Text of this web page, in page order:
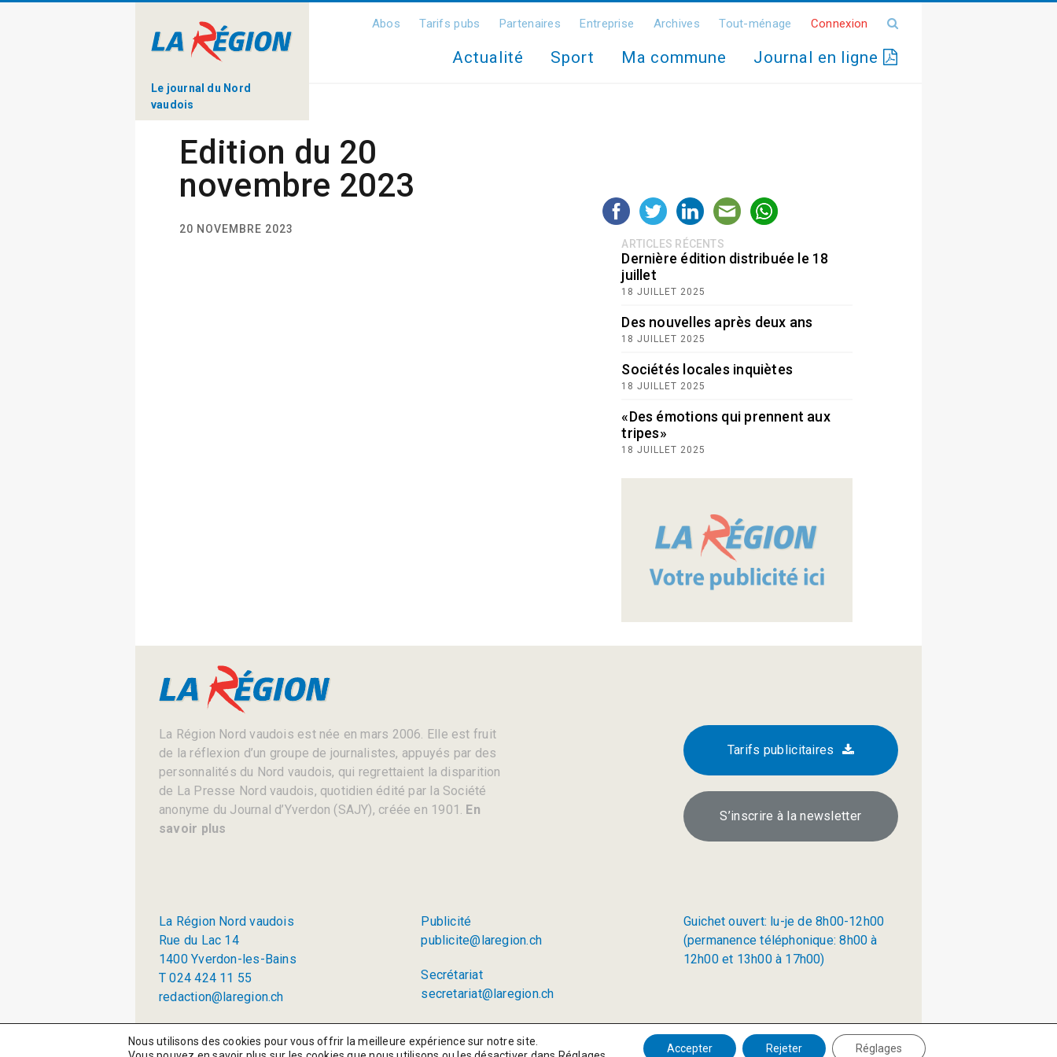
Le journal du Nord
vaudois
Abos Tarifs pubs Partenaires Entreprise Archives Tout-ménage Connexion
Actualité Sport Ma commune Journal en ligne
Edition du 20
novembre 2023
20 NOVEMBRE 2023
ARTICLES RÉCENTS
Dernière édition distribuée le 18
juillet
18 JUILLET 2025
Des nouvelles après deux ans
18 JUILLET 2025
Sociétés locales inquiètes
18 JUILLET 2025
«Des émotions qui prennent aux
tripes»
18 JUILLET 2025
La Région Nord vaudois est née en mars 2006. Elle est fruit
de la réflexion d’un groupe de journalistes, appuyés par des
personnalités du Nord vaudois, qui regrettaient la disparition
de La Presse Nord vaudois, quotidien édité par la Société
anonyme du Journal d’Yverdon (SAJY), créée en 1901. En
savoir plus
Tarifs publicitaires
S’inscrire à la newsletter
La Région Nord vaudois
Rue du Lac 14
1400 Yverdon-les-Bains
T 024 424 11 55
redaction@laregion.ch
Publicité
publicite@laregion.ch
Secrétariat
secretariat@laregion.ch
Guichet ouvert: lu-je de 8h00-12h00
(permanence téléphonique: 8h00 à
12h00 et 13h00 à 17h00)
Politique de confidentialité
Nous utilisons des cookies pour vous offrir la meilleure expérience sur notre site.
Accepter Rejeter Réglages